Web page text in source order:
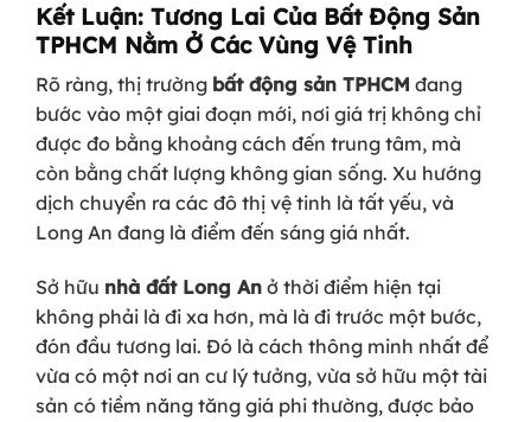
Kết Luận: Tương Lai Của Bất Động Sản
TPHCM Nằm Ở Các Vùng Vệ Tinh
Rõ ràng, thị trường bất động sản TPHCM đang
bước vào một giai đoạn mới, nơi giá trị không chỉ
được đo bằng khoảng cách đến trung tâm, mà
còn bằng chất lượng không gian sống. Xu hướng
dịch chuyển ra các đô thị vệ tinh là tất yếu, và
Long An đang là điểm đến sáng giá nhất.
Sở hữu nhà đất Long An ở thời điểm hiện tại
không phải là đi xa hơn, mà là đi trước một bước,
đón đầu tương lai. Đó là cách thông minh nhất để
vừa có một nơi an cư lý tưởng, vừa sở hữu một tài
sản có tiềm năng tăng giá phi thường, được bảo